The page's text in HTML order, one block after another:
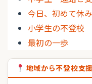
今日、初めて休
小学生の不登校
最初の一歩
地域から不登校支